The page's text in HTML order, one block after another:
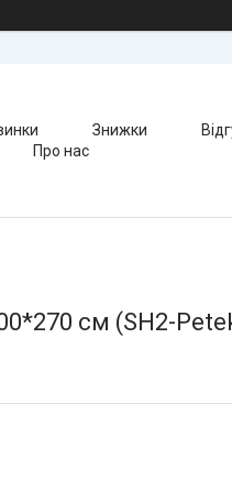
Знижки
Про нас
см (SH2-